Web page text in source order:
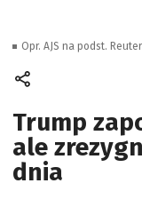
Trump
ale
dnia
Opr. AJS na podst.